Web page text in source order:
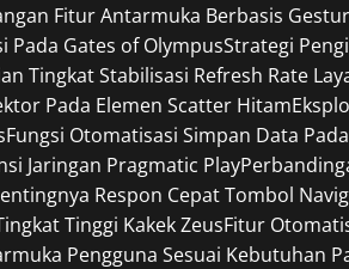
Fitur Antarmuka Berbasis
Pada Gates of OlympusStrategi
Tingkat Stabilisasi Refresh Rate
Pada Elemen Scatter Hitam
Fungsi Otomatisasi Simpan Data
Jaringan Pragmatic Play
Respon Cepat Tombol
Tinggi Kakek ZeusFitur
Pengguna Sesuai Kebutuhan